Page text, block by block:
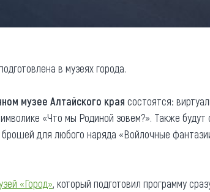
в музеях города.
музее Алтайского края состоятся:
«Что мы Родиной зовем?». Также
для любого наряда «Войлочные
«Город», который подготовил программу